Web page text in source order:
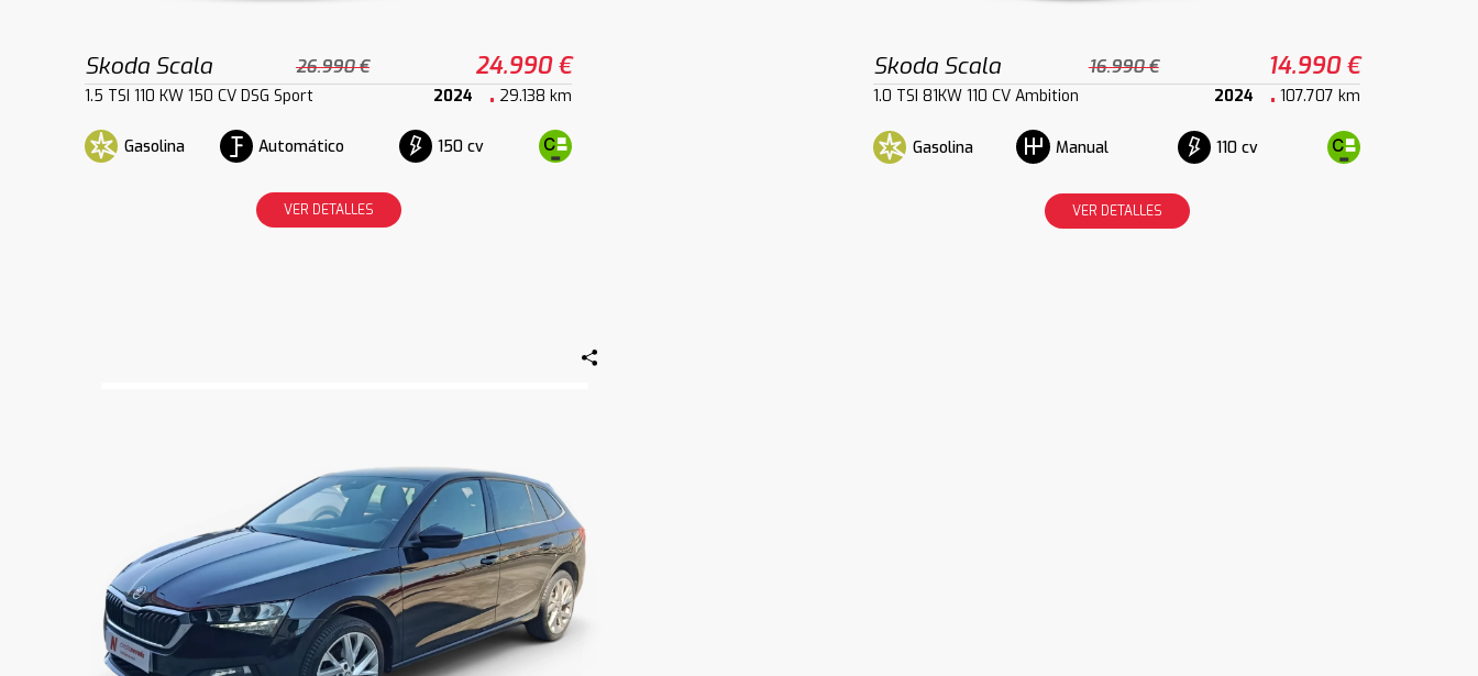
Skoda Scala 26.990 € 24.990 €
1.5 TSI 110 KW 150 CV DSG Sport 2024 29.138 km
Gasolina Automático 150 cv
VER DETALLES
Skoda Scala 16.990 € 14.990 €
1.0 TSI 81KW 110 CV Ambition 2024 107.707 km
Gasolina Manual 110 cv
VER DETALLES